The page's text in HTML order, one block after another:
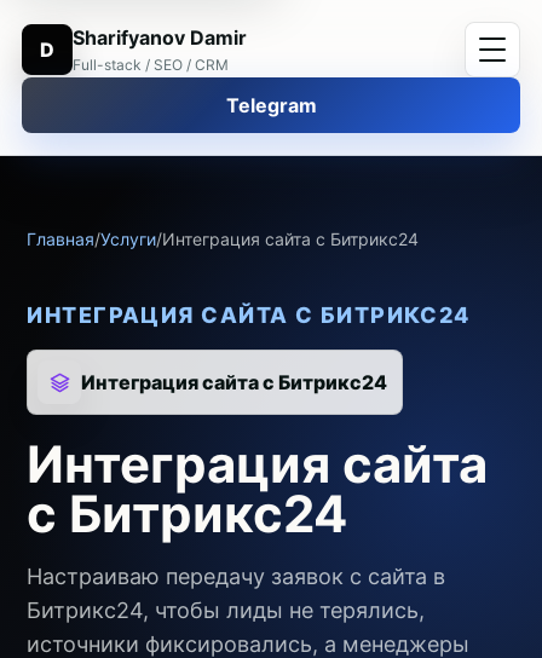
D Sharifyanov Damir
Full-stack / SEO / CRM
Telegram
Главная/Услуги/Интеграция сайта с Битрикс24
ИНТЕГРАЦИЯ САЙТА С БИТРИКС24
Интеграция сайта с Битрикс24
Интеграция сайта
с Битрикс24
Настраиваю передачу заявок с сайта в
Битрикс24, чтобы лиды не терялись,
источники фиксировались, а менеджеры